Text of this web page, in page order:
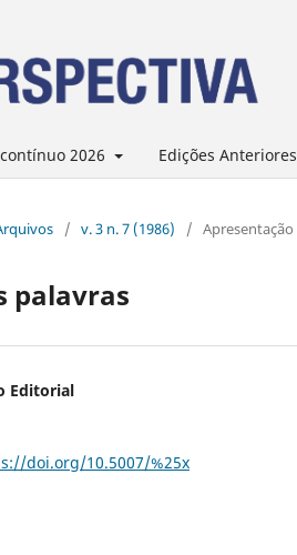
2026 Edições Anteriores
/ v. 3 n. 7 (1986) / Apresentação
palavras
Editorial
doi.org/10.5007/%25x